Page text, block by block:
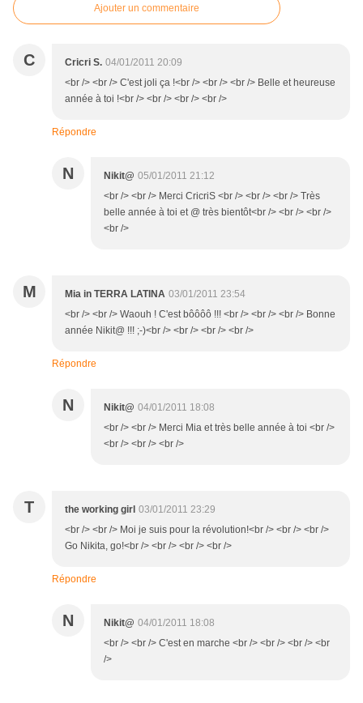
Ajouter un commentaire
C Cricri S. 04/01/2011 20:09
<br /> <br /> C'est joli ça !<br /> <br /> <br /> Belle et heureuse
année à toi !<br /> <br /> <br /> <br />
Répondre
N Nikit@ 05/01/2011 21:12
<br /> <br /> Merci CricriS <br /> <br /> <br /> Très
belle année à toi et @ très bientôt<br /> <br /> <br />
<br />
M Mia in TERRA LATINA 03/01/2011 23:54
<br /> <br /> Waouh ! C'est bôôôô !!! <br /> <br /> <br /> Bonne
année Nikit@ !!! ;-)<br /> <br /> <br /> <br />
Répondre
N Nikit@ 04/01/2011 18:08
<br /> <br /> Merci Mia et très belle année à toi <br />
<br /> <br /> <br />
T the working girl 03/01/2011 23:29
<br /> <br /> Moi je suis pour la révolution!<br /> <br /> <br />
Go Nikita, go!<br /> <br /> <br /> <br />
Répondre
N Nikit@ 04/01/2011 18:08
<br /> <br /> C'est en marche <br /> <br /> <br /> <br
/>